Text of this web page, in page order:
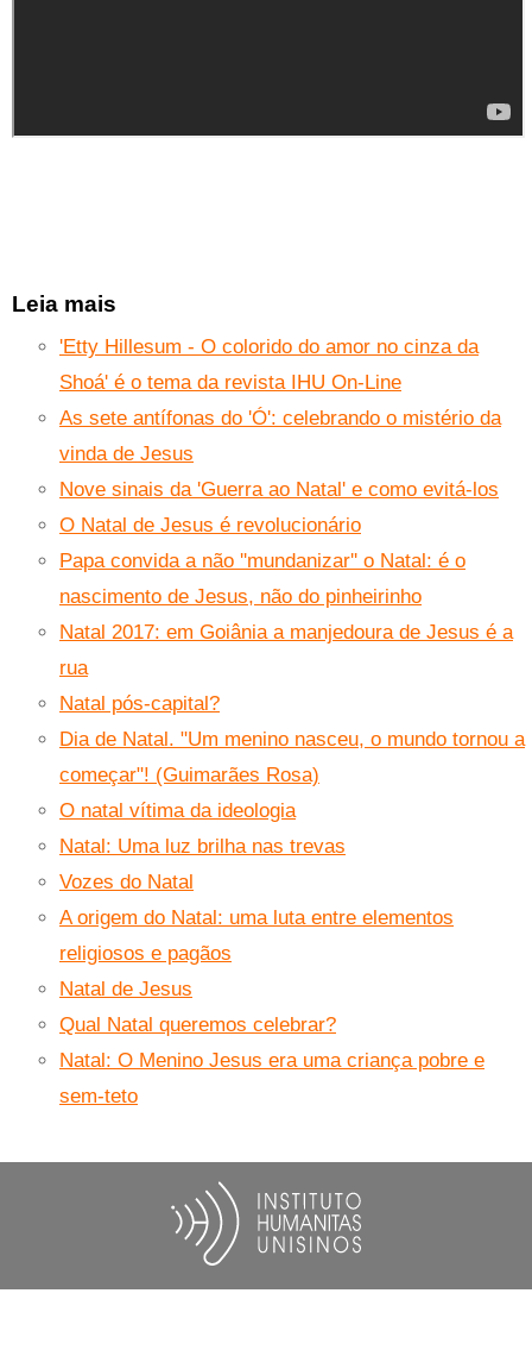
Leia mais
'Etty Hillesum - O colorido do amor no cinza da
Shoá' é o tema da revista IHU On-Line
As sete antífonas do 'Ó': celebrando o mistério da
vinda de Jesus
Nove sinais da 'Guerra ao Natal' e como evitá-los
O Natal de Jesus é revolucionário
Papa convida a não ''mundanizar'' o Natal: é o
nascimento de Jesus, não do pinheirinho
Natal 2017: em Goiânia a manjedoura de Jesus é a
rua
Natal pós-capital?
Dia de Natal. "Um menino nasceu, o mundo tornou a
começar"! (Guimarães Rosa)
O natal vítima da ideologia
Natal: Uma luz brilha nas trevas
Vozes do Natal
A origem do Natal: uma luta entre elementos
religiosos e pagãos
Natal de Jesus
Qual Natal queremos celebrar?
Natal: O Menino Jesus era uma criança pobre e
sem-teto